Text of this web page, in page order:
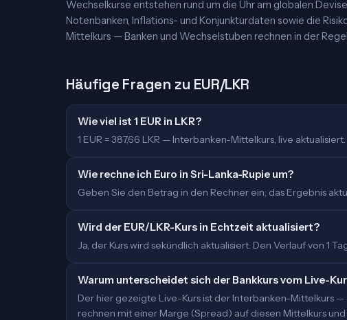
Wechselkurse entstehen rund um die Uhr am globalen
Notenbanken, Inflations- und Konjunkturdaten sowie die
Mittelkurs — Banken und Wechselstuben rechnen in der
Häufige Fragen zu EUR/LKR
Wie viel ist 1 EUR in LKR?
1 EUR = 387,66 LKR — Interbanken-Mittelkurs, live aktualisiert.
Wie rechne ich Euro in Sri-Lanka-Rupie um?
Geben Sie den Betrag in den Rechner ein; das Ergebnis
Wird der EUR/LKR-Kurs in Echtzeit aktualisiert?
Ja, der Kurs wird sekündlich aktualisiert. Den Verlauf von 1
Warum unterscheidet sich der Bankkurs vom Live-
Der hier gezeigte Live-Kurs ist der Interbanken-Mittelkurs
rechnen mit einer Marge (Spread) auf diesen Mittelkurs